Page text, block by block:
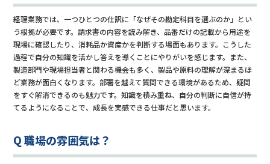
経理業務では、一つひとつの仕訳に「なぜその勘定科目を選ぶのか」とい
う根拠が必要です。請求書の内容を読み解き、品番だけの記載から用途を
現場に確認したり、消耗品か資産かを判断する場面もあります。こうした
過程で自分の知識を活かし答えを導くことにやりがいを感じます。また、
製造部門や現場担当者と関わる機会も多く、製品や原料の理解が深まるほ
ど業務が面白くなります。部署を越えて質問できる環境があるため、疑問
をすぐ解消できるのも魅力です。知識を積み重ね、自分の判断に自信が持
てるようになることで、成長を実感できる仕事だと思います。
Q 職場の雰囲気は？